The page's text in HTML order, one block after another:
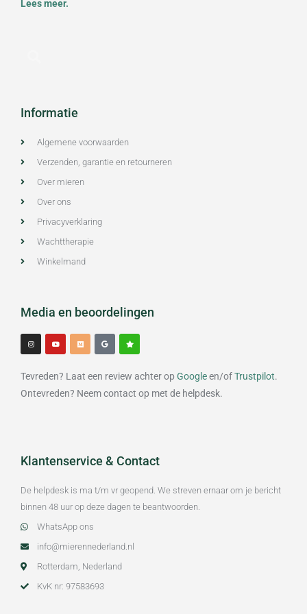
Lees meer.
Informatie
Algemene voorwaarden
Verzenden, garantie en retourneren
Over mieren
Over ons
Privacyverklaring
Wachttherapie
Winkelmand
Media en beoordelingen
I
n
s
t
r
m
Y
o
t
e
M
e
d
i
G
o
o
g
S
t
a
r
Tevreden? Laat een review achter op Googleen/ofTrustpilot.
Ontevreden? Neem contact op met de helpdesk.
Klantenservice & Contact
De helpdesk is ma t/m vr geopend. We streven ernaar om je bericht
binnen 48 uur op deze dagen te beantwoorden.
WhatsApp ons
info@mierennederland.nl
Rotterdam, Nederland
KvK nr: 97583693